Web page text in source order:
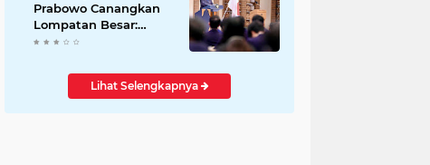
Prabowo Canangkan
Lompatan Besar:
Energi Hijau, Hilirisasi,
Ekonomi
Lihat Selengkapnya